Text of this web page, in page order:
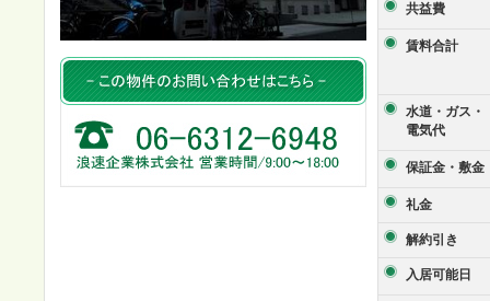
共益費
賃料合計
水道・ガス・
電気代
保証金・敷金
礼金
解約引き
入居可能日